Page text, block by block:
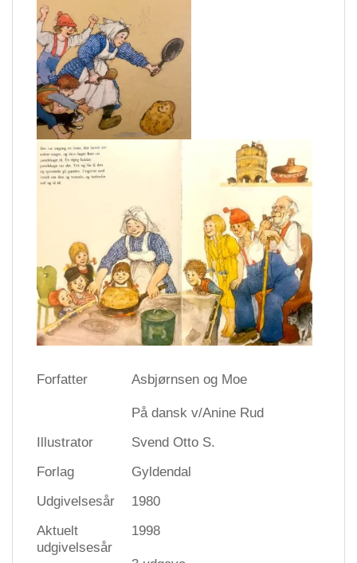
Forfatter Asbjørnsen og Moe
På dansk v/Anine Rud
Illustrator
Svend Otto S.
Forlag
Gyldendal
Udgivelsesår
1980
Aktuelt
udgivelsesår
1998